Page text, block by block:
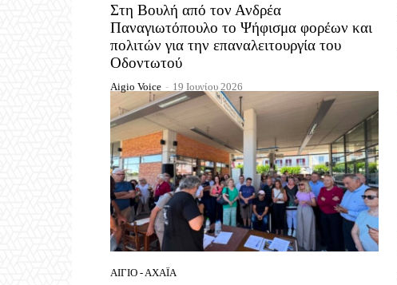
Στη Βουλή από τον Ανδρέα
Παναγιωτόπουλο το Ψήφισμα φορέων και
πολιτών για την επαναλειτουργία του
Οδοντωτού
Aigio Voice - 19 Ιουνίου 2026
ΑΊΓΙΟ - ΑΧΑΪ́Α